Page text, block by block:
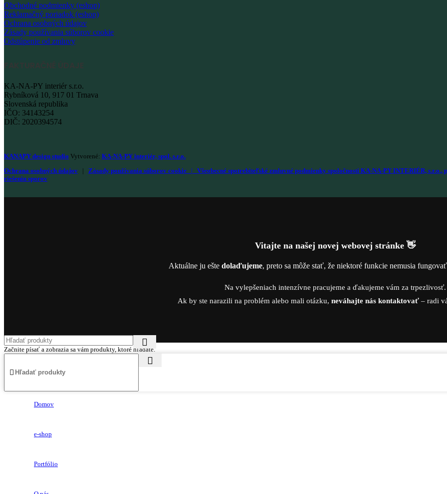
Obchodné podmienky (eshop)
Reklamačný poriadok (eshop)
Ochrana osobných údajov
Zásady používania súborov cookie
Odstúpenie od zmluvy
FAKTURAČNÉ ÚDAJE
KA-NA-PY interiér s.r.o.
Rybníková 10, 917 01 Trnava
Slovenská republika
IČO: 34143254
DIČ: 2020394574
KANAPY design studio Vytvorené: KA-NA-PY interiér, spol. s.r.o.
Ochrana osobných údajov | Zásady používania súborov cookie | Všeobecné spotrebiteľské zmluvné podmienky spoločnosti KA-NA-PY INTERIÉR,
riešeniu sporov
Vitajte na našej novej webovej stránke 👋
Aktuálne ju ešte dolaďujeme, preto sa môže stať, že niektoré funkcie nemusia
Na vylepšeniach intenzívne pracujeme a ďakujeme vám za trpezlivosť.
Ak by ste narazili na problém alebo mali otázku, neváhajte nás kontaktovať – radi
Začnite písať a zobrazia sa vám produkty, ktoré hľadáte.
Domov
e-shop
Portfólio